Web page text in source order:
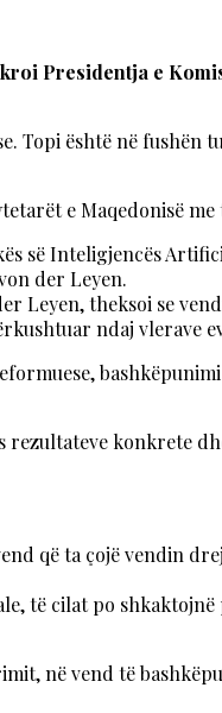
Presidentja e
Topi është në
e Maqedonisë
së Inteligjencës
der Leyen.
Leyen, theksoi se
ndaj vlerave
konkrete
që ta çojë vendin
të cilat po
në vend të